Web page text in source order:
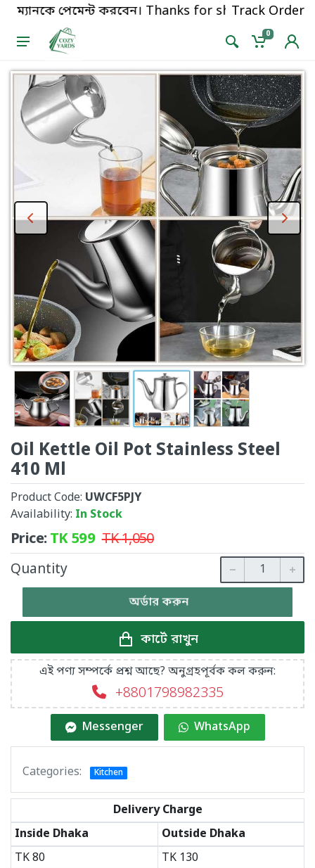
পেমেন্ট করবেন। Thanks for shopping!Track Order
0
Oil Kettle Oil Pot Stainless Steel
410 Ml
Product Code: UWCF5PJY
Availability: In Stock
Price:TK599 TK1,050
Quantity
অর্ডার করুন
কার্টে রাখুন
এই পণ্য সম্পর্কে প্রশ্ন আছে? অনুগ্রহপূর্বক কল করুন:
+8801798982335
Messenger WhatsApp
Categories: Kitchen
Delivery Charge
Inside Dhaka
Outside Dhaka
TK80 TK 130